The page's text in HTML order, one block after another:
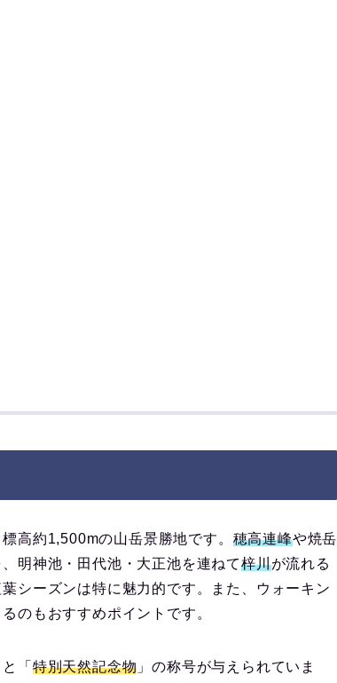
高約1,500mの山岳景勝地です。 穂高連峰や焼岳
明神池・田代池・大正池を連ねて梓川が流れる
シーズンは特に魅力的です。また、ウォーキン
のもおすすめポイントです。
「 特別天然記念物 」の称号が与えられていま